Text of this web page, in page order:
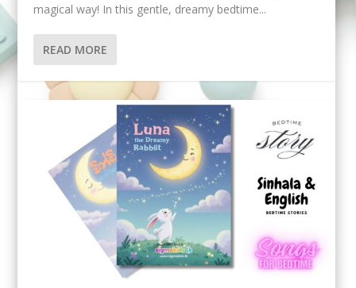
magical way! In this gentle, dreamy bedtime...
READ MORE